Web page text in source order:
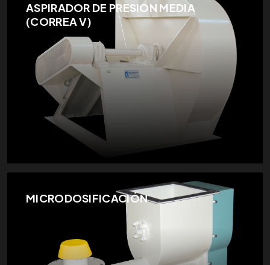
ASPIRADOR DE PRESION MEDIA
(CORREA V)
MICRODOSIFICACIÓN